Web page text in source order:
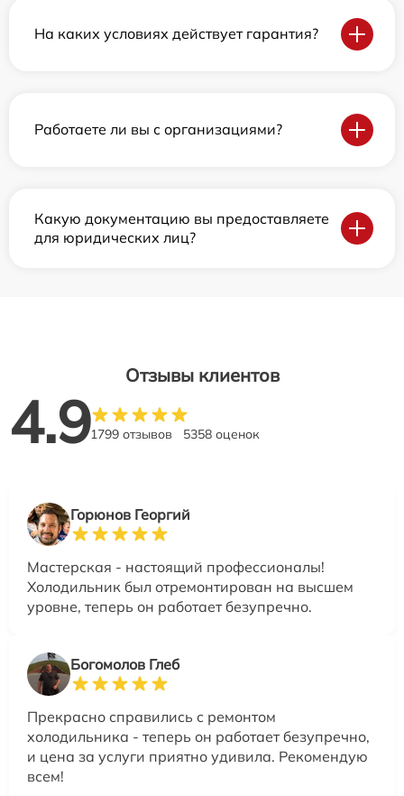
На каких условиях действует гарантия?
Работаете ли вы с организациями?
Какую документацию вы предоставляете
для юридических лиц?
Отзывы клиентов
4.91799 отзывов 5358 оценок
Горюнов Георгий
Мастерская - настоящий профессионалы!
Холодильник был отремонтирован на высшем
уровне, теперь он работает безупречно.
Богомолов Глеб
Прекрасно справились с ремонтом
холодильника - теперь он работает безупречно,
и цена за услуги приятно удивила. Рекомендую
всем!